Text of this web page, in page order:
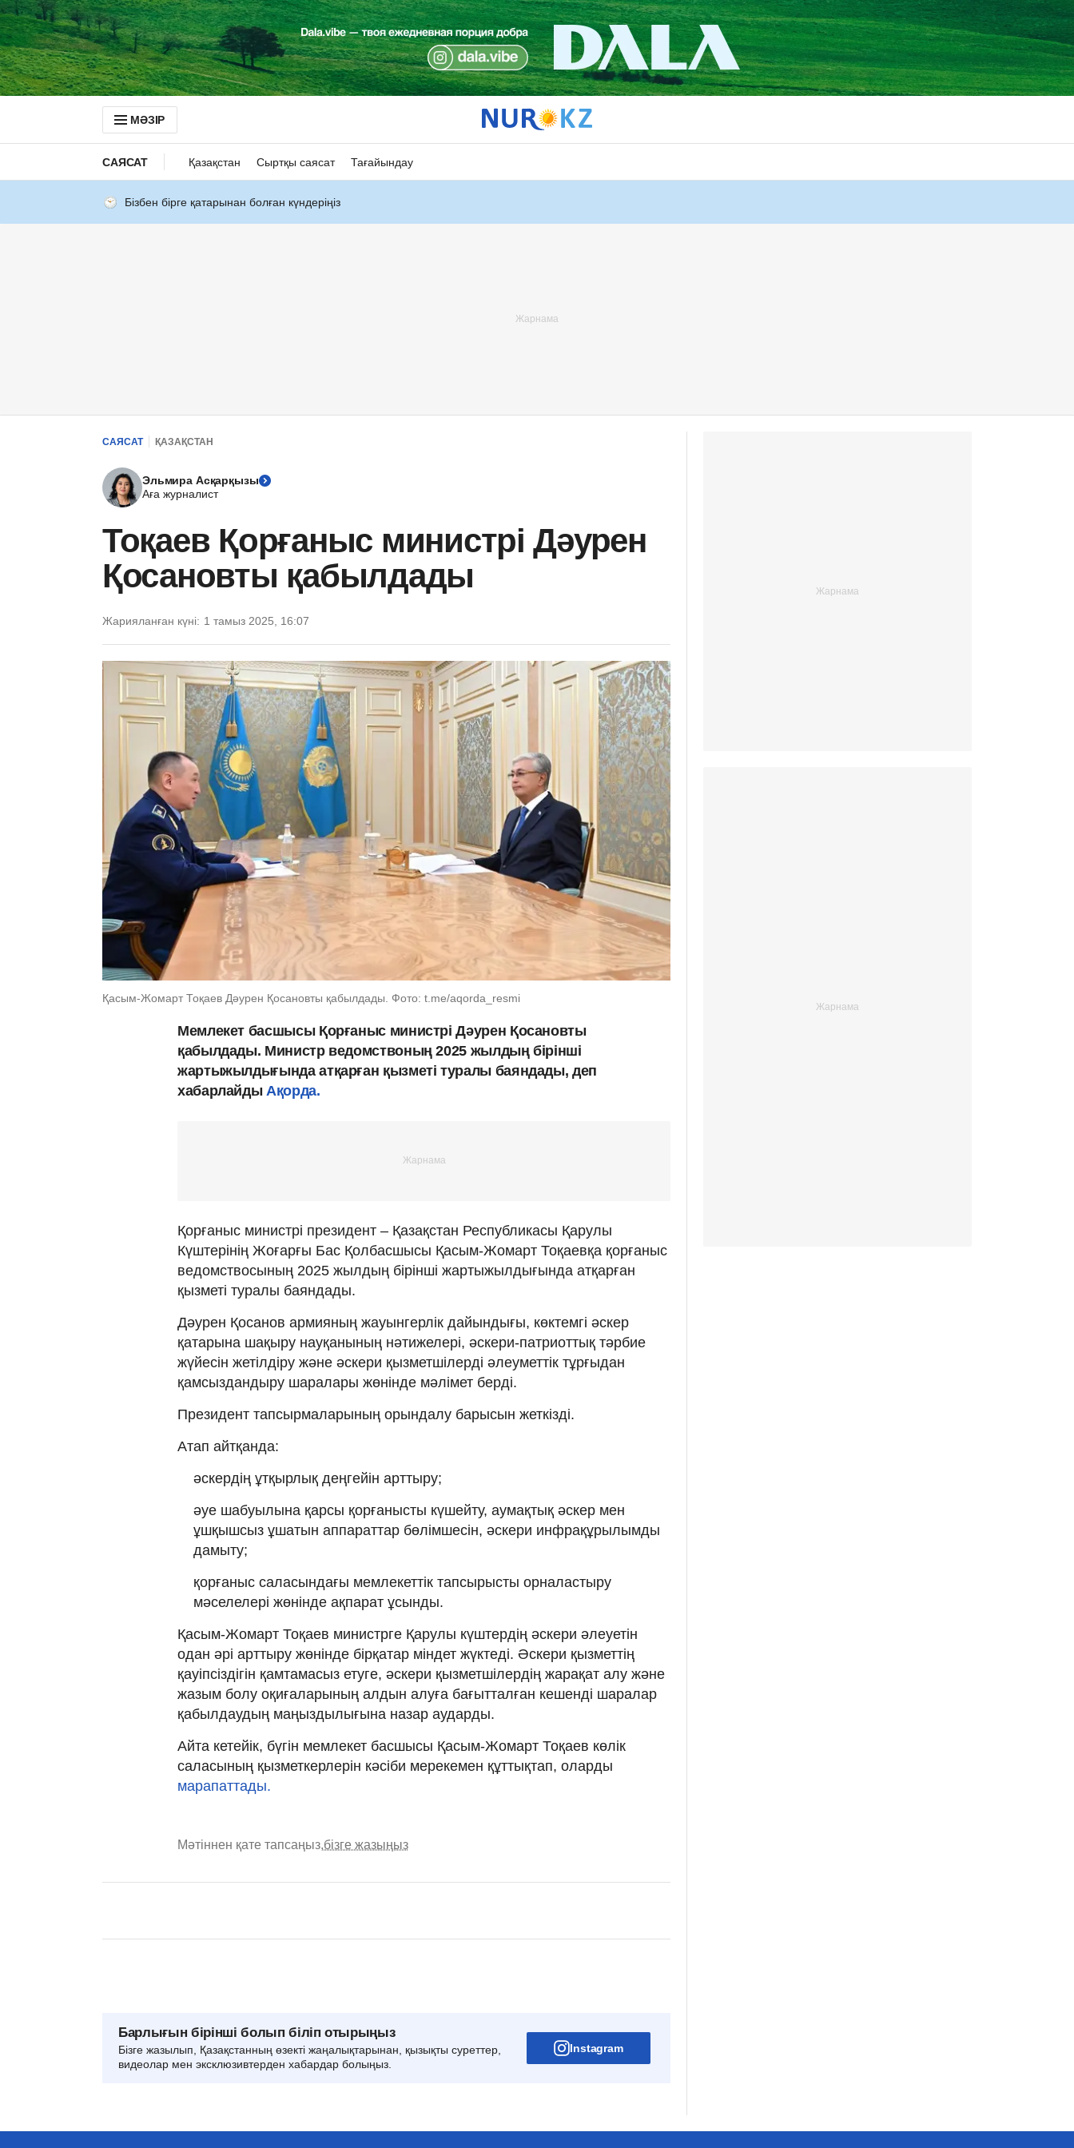
МӘЗІР
САЯСАТ Қазақстан Сыртқы саясат Тағайындау
Бізбен бірге қатарынан болған күндеріңіз
САЯСАТ ҚАЗАҚСТАН
Эльмира Асқарқызы
Аға журналист
Тоқаев Қорғаныс министрі Дәурен
Қосановты қабылдады
Жарияланған күні: 1 тамыз 2025, 16:07
Қасым-Жомарт Тоқаев Дәурен Қосановты қабылдады. Фото: t.me/aqorda_resmi
Мемлекет басшысы Қорғаныс министрі Дәурен Қосановты
қабылдады. Министр ведомствоның 2025 жылдың бірінші
жартыжылдығында атқарған қызметі туралы баяндады, деп
хабарлайдыАқорда.
Қорғаныс министрі президент – Қазақстан Республикасы Қарулы
Күштерінің Жоғарғы Бас Қолбасшысы Қасым-Жомарт Тоқаевқа қорғаныс
ведомствосының 2025 жылдың бірінші жартыжылдығында атқарған
қызметі туралы баяндады.
Дәурен Қосанов армияның жауынгерлік дайындығы, көктемгі әскер
қатарына шақыру науқанының нәтижелері, әскери-патриоттық тәрбие
жүйесін жетілдіру және әскери қызметшілерді әлеуметтік тұрғыдан
қамсыздандыру шаралары жөнінде мәлімет берді.
Президент тапсырмаларының орындалу барысын жеткізді.
Атап айтқанда:
әскердің ұтқырлық деңгейін арттыру;
әуе шабуылына қарсы қорғанысты күшейту, аумақтық әскер мен
ұшқышсыз ұшатын аппараттар бөлімшесін, әскери инфрақұрылымды
дамыту;
қорғаныс саласындағы мемлекеттік тапсырысты орналастыру
мәселелері жөнінде ақпарат ұсынды.
Қасым-Жомарт Тоқаев министрге Қарулы күштердің әскери әлеуетін
одан әрі арттыру жөнінде бірқатар міндет жүктеді. Әскери қызметтің
қауіпсіздігін қамтамасыз етуге, әскери қызметшілердің жарақат алу және
жазым болу оқиғаларының алдын алуға бағытталған кешенді шаралар
қабылдаудың маңыздылығына назар аударды.
Айта кетейік, бүгін мемлекет басшысы Қасым-Жомарт Тоқаев көлік
саласының қызметкерлерін кәсіби мерекемен құттықтап, оларды
марапаттады.
Мәтіннен қате тапсаңыз,бізге жазыңыз
Барлығын бірінші болып біліп отырыңыз
Бізге жазылып, Қазақстанның өзекті жаңалықтарынан, қызықты суреттер,
видеолар мен эксклюзивтерден хабардар болыңыз.
Instagram